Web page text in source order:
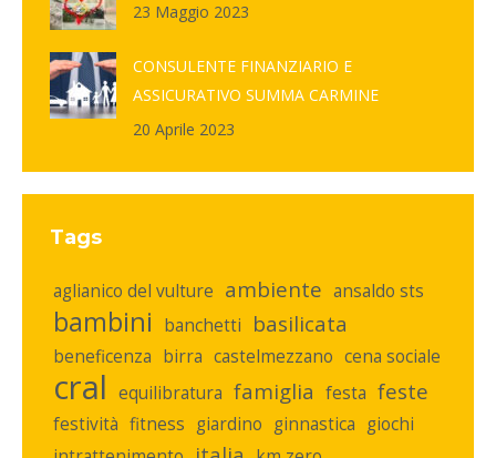
23 Maggio 2023
CONSULENTE FINANZIARIO E
ASSICURATIVO SUMMA CARMINE
20 Aprile 2023
Tags
aglianico del vulture ambiente ansaldo sts
bambini banchetti basilicata
beneficenza birra castelmezzano cena sociale
cral equilibratura famiglia festa feste
festività fitness giardino ginnastica giochi